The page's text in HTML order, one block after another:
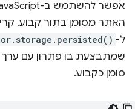
האתר מסומן בתור קבוע.
ל-
שמתבצעת בו פתרון עם ערך
סומן כקבוע.